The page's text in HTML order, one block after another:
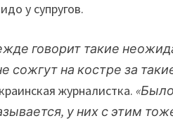
у супругов.
говорит такие
сожгут на костре за
журналистка.
у них с этим